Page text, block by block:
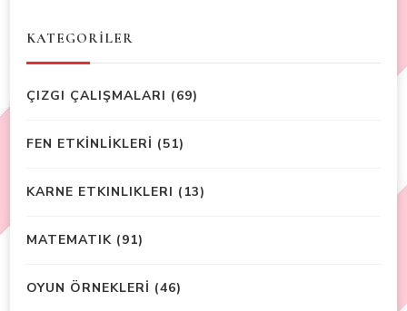
KATEGORİLER
ÇIZGI ÇALIŞMALARI (69)
FEN ETKİNLİKLERİ (51)
KARNE ETKINLIKLERI (13)
MATEMATIK (91)
OYUN ÖRNEKLERİ (46)